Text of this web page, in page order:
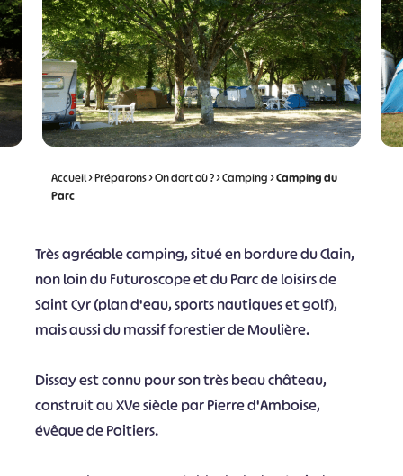
Accueil>Préparons>On dort où ?>Camping>Camping du
Parc
Très agréable camping, situé en bordure du Clain,
non loin du Futuroscope et du Parc de loisirs de
Saint Cyr (plan d'eau, sports nautiques et golf),
mais aussi du massif forestier de Moulière.
Dissay est connu pour son très beau château,
construit au XVe siècle par Pierre d'Amboise,
évêque de Poitiers.